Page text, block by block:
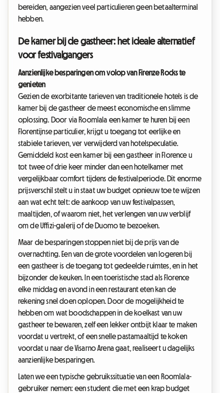
bereiden, aangezien veel particulieren geen betaalterminal
hebben.
De kamer bij de gastheer: het ideale alternatief
voor festivalgangers
Aanzienlijke besparingen om volop van Firenze Rocks te
genieten
Gezien de exorbitante tarieven van traditionele hotels is de
kamer bij de gastheer de meest economische en slimme
oplossing. Door via Roomlala een kamer te huren bij een
Florentijnse particulier, krijgt u toegang tot eerlijke en
stabiele tarieven, ver verwijderd van hotelspeculatie.
Gemiddeld kost een kamer bij een gastheer in Florence u
tot twee of drie keer minder dan een hotelkamer met
vergelijkbaar comfort tijdens de festivalperiode. Dit enorme
prijsverschil stelt u in staat uw budget opnieuw toe te wijzen
aan wat echt telt: de aankoop van uw festivalpassen,
maaltijden, of waarom niet, het verlengen van uw verblijf
om de Uffizi-galerij of de Duomo te bezoeken.
Maar de besparingen stoppen niet bij de prijs van de
overnachting. Een van de grote voordelen van logeren bij
een gastheer is de toegang tot gedeelde ruimtes, en in het
bijzonder de keuken. In een toeristische stad als Florence
elke middag en avond in een restaurant eten kan de
rekening snel doen oplopen. Door de mogelijkheid te
hebben om wat boodschappen in de koelkast van uw
gastheer te bewaren, zelf een lekker ontbijt klaar te maken
voordat u vertrekt, of een snelle pastamaaltijd te koken
voordat u naar de Visarno Arena gaat, realiseert u dagelijks
aanzienlijke besparingen.
Laten we een typische gebruikssituatie van een Roomlala-
gebruiker nemen: een student die met een krap budget